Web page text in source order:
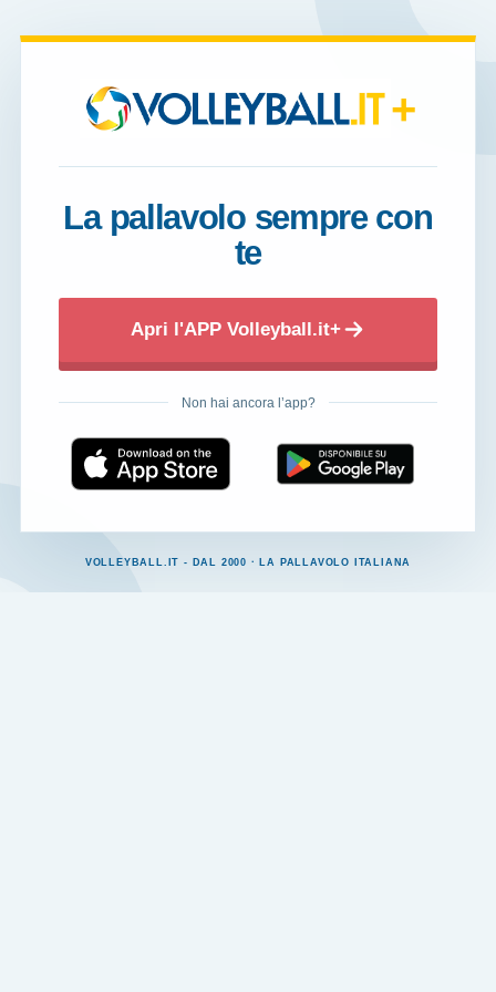
+
La pallavolo sempre con
te
Apri l'APP Volleyball.it+
Non hai ancora l’app?
VOLLEYBALL.IT - DAL 2000 · LA PALLAVOLO ITALIANA